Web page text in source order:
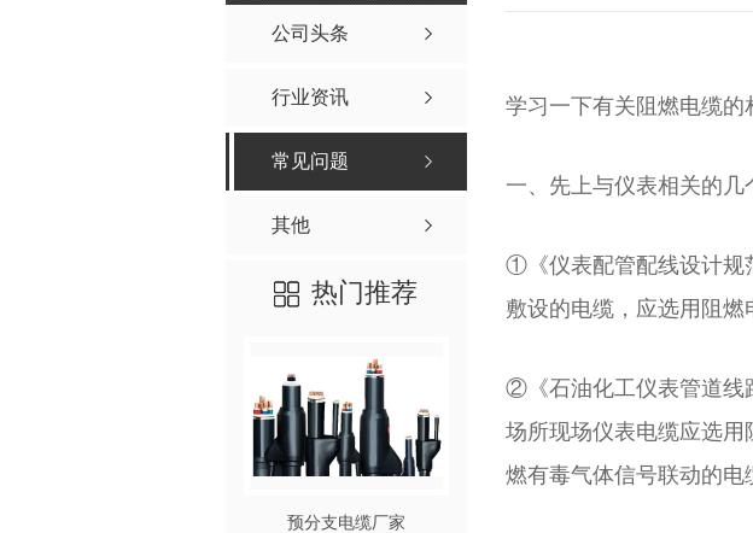
公司头条
行业资讯
常见问题
其他
热门推荐
预分支电缆厂家
学习一下有关阻燃电缆的
一、先上与仪表相关的几
①《仪表配管配线设计规
敷设的电缆，应选用阻燃
②《石油化工仪表管道线
场所现场仪表电缆应选
燃有毒气体信号联动的电